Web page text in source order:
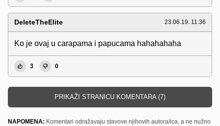
DeleteTheElite 23.06.19. 11:36
Ko je ovaj u carapama i papucama hahahahaha
3 0
PRIKAŽI STRANICU KOMENTARA (7)
NAPOMENA: Komentari odražavaju stavove njihovih autora/ica, a ne nužno